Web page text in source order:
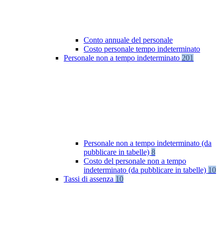
Conto annuale del personale
Costo personale tempo indeterminato
Personale non a tempo indeterminato 201
Personale non a tempo indeterminato (da
pubblicare in tabelle) 8
Costo del personale non a tempo
indeterminato (da pubblicare in tabelle) 10
Tassi di assenza 10